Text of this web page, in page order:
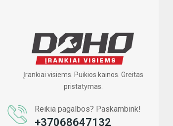
Įrankiai visiems. Puikios kainos. Greitas
pristatymas.
Reikia pagalbos? Paskambink!
+37068647132